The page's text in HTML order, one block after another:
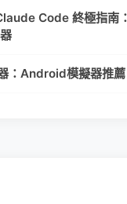
Code 終極指南
：Android模擬器推